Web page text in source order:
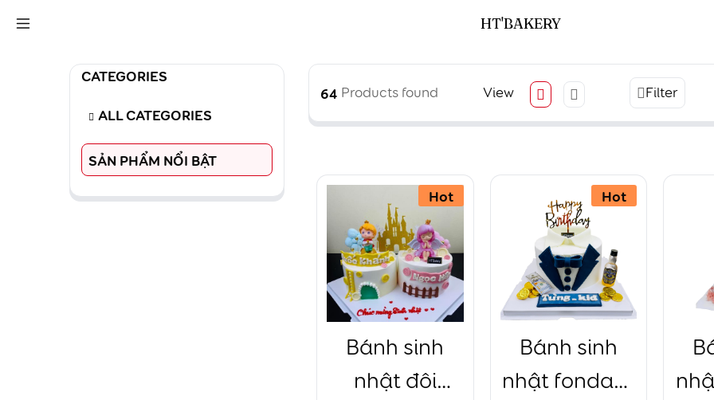
64 Products found View Filter
Hot
Bánh sinh
nhật đôi
Hot
Bánh sinh
nhật fondant
CATEGORIES
ALL CATEGORIES
SẢN PHẨM NỔI BẬT
HT'BAKERY